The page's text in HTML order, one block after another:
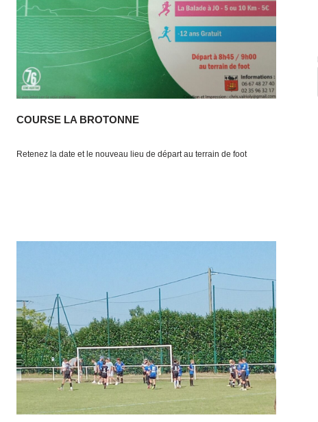
COURSE LA BROTONNE
Retenez la date et le nouveau lieu de départ au terrain de foot